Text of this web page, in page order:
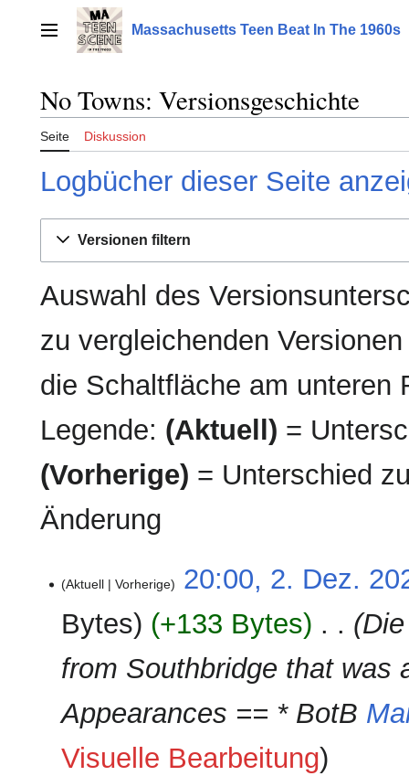
springenHauptmenü Massachusetts Teen Beat In The 1960s
No Towns: Versionsgeschichte
Seite Diskussion
Logbücher dieser Seite
Versionen filtern
Auswahl des
zu vergleichenden
die Schaltfläche am unteren
Legende: (Aktuell) =
(Vorherige) = Unterschied
Änderung
Dezember
Aktuell Vorherige
20:00, 2. Dez.
Bytes
+133 Bytes
from Southbridge that was
Appearances == * BotB
Visuelle Bearbeitung